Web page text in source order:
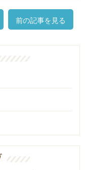
前の記事を見る